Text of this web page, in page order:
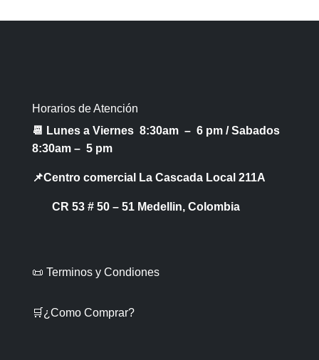
Horarios de Atención
📆 Lunes a Viernes 8:30am – 6 pm /Sabados
8:30am – 5 pm
📌Centro comercial La Cascada Local 211A
CR 53 # 50 – 51 Medellin, Colombia
📜 Terminos y Condiones
🛒¿Como Comprar?